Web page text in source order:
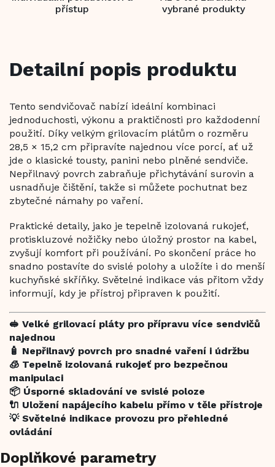
přístup
vybrané produkty
Detailní popis produktu
Tento sendvičovač nabízí ideální kombinaci
jednoduchosti, výkonu a praktičnosti pro každodenní
použití. Díky velkým grilovacím plátům o rozměru
28,5 × 15,2 cm připravíte najednou více porcí, ať už
jde o klasické tousty, panini nebo plněné sendviče.
Nepřilnavý povrch zabraňuje přichytávání surovin a
usnadňuje čištění, takže si můžete pochutnat bez
zbytečné námahy po vaření.
Praktické detaily, jako je tepelně izolovaná rukojeť,
protiskluzové nožičky nebo úložný prostor na kabel,
zvyšují komfort při používání. Po skončení práce ho
snadno postavíte do svislé polohy a uložíte i do menší
kuchyňské skříňky. Světelné indikace vás přitom vždy
informují, kdy je přístroj připraven k použití.
🥪 Velké grilovací pláty pro přípravu více sendvičů
najednou
🧴 Nepřilnavý povrch pro snadné vaření i údržbu
🧊 Tepelně izolovaná rukojeť pro bezpečnou
manipulaci
📦 Úsporné skladování ve svislé poloze
🔌 Uložení napájecího kabelu přímo v těle přístroje
💡 Světelné indikace provozu pro přehledné
ovládání
Doplňkové parametry